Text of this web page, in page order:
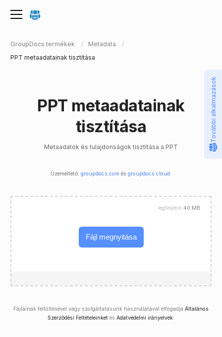
GroupDocs termékek
Metadata
PPT metaadatainak tisztítása
PPT metaadatainak
tisztítása
Metaadatok és tulajdonságok tisztítása a PPT
Üzemeltető: groupdocs.com és groupdocs.cloud .
Fájl megnyitása
legfeljebb 40 MB
Fájlainak feltöltésével vagy szolgáltatásunk használatával elfogadja Általános
Szerződési Feltételeinket és Adatvédelmi irányelvek.
További alkalmazások